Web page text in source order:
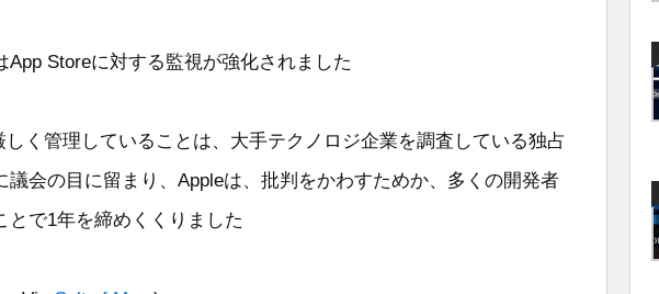
App Storeに対する監視が強化されました
しく管理していることは、大手テクノロジ企業を調査している独占
議会の目に留まり、Appleは、批判をかわすためか、多くの開発者
とで1年を締めくくりました